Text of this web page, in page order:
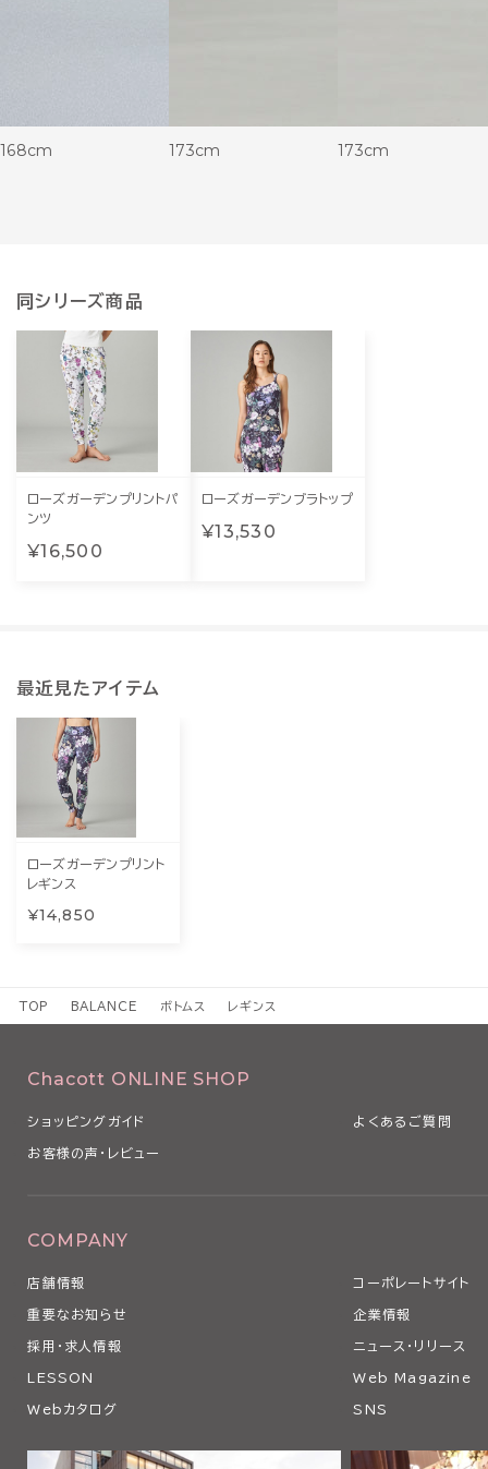
168cm 173cm 173cm
同シリーズ商品
ローズガーデンプリントパ
ンツ
¥16,500
ローズガーデンブラトップ
¥13,530
最近見たアイテム
ローズガーデンプリント
レギンス
¥14,850
TOP BALANCE ボトムス レギンス
Chacott ONLINE SHOP
ショッピングガイド よくあるご質問
お客様の声・レビュー
COMPANY
店舗情報 コーポレートサイト
重要なお知らせ 企業情報
採用・求人情報 ニュース・リリース
LESSON Web Magazine
Webカタログ SNS